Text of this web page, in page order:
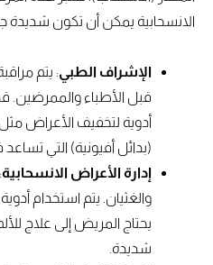
الانسحابية يمكن أن تكون شديدة
الإشراف الطبي : يتم
قبل الأطباء والممرضين.
أدوية لتخفيف الأعراض مثل
(بدائل أفيونية) التي
إدارة الأعراض الانسحابية:
والغثيان. يتم استخدام
يحتاج المريض إلى علاج
شديدة.